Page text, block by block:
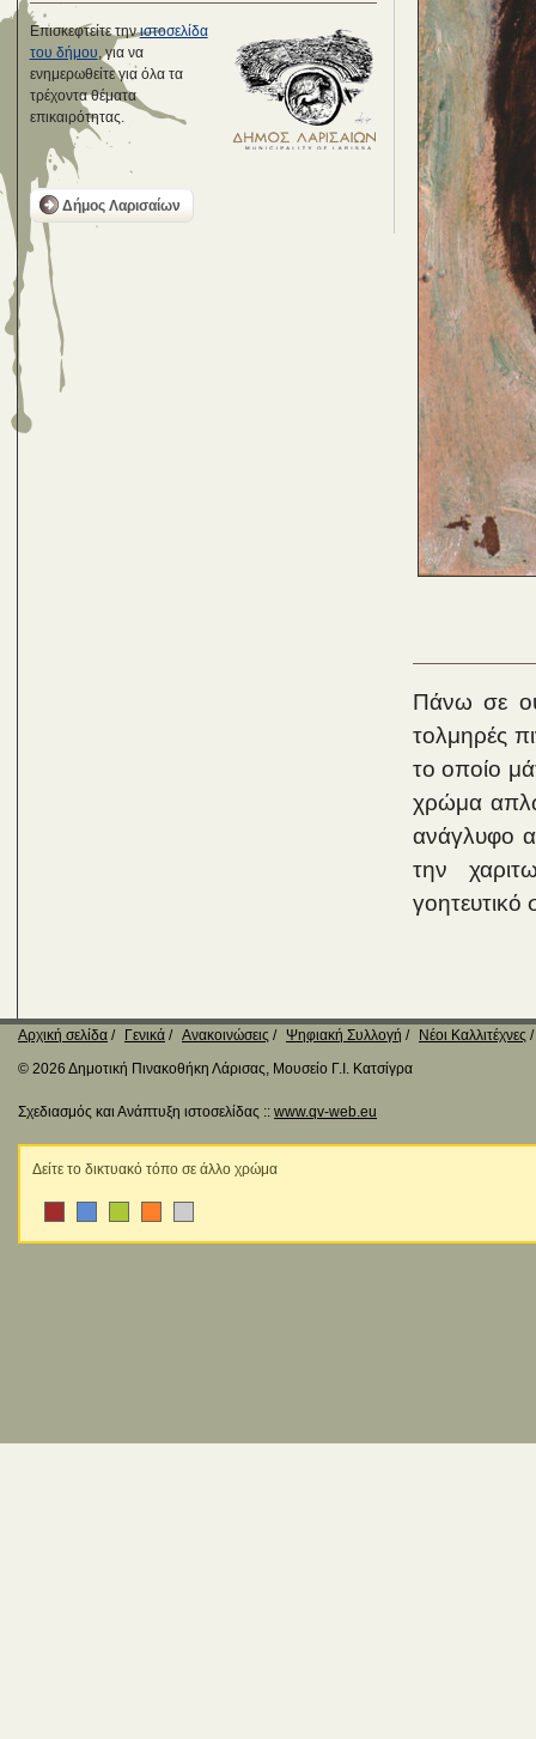
Επισκεφτείτε τηνιστοσελίδα
του δήμου, για να
ενημερωθείτε για όλα τα
τρέχοντα θέματα
επικαιρότητας.
Δήμος Λαρισαίων
Πάνω σε
τολμηρές
το οποίο
χρώμα
ανάγλυφο
την
γοητευτικό
Αρχική σελίδα Γενικά Ανακοινώσεις Ψηφιακή Συλλογή
Νέοι Καλλιτέχνες
© 2026 Δημοτική Πινακοθήκη Λάρισας, Μουσείο Γ.Ι. Κατσίγρα
Σχεδιασμός και Ανάπτυξη ιστοσελίδας :: www.qv-web.eu
Δείτε το δικτυακό τόπο σε άλλο χρώμα